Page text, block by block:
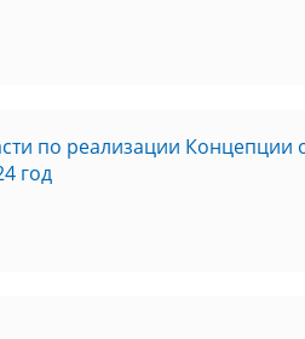
по реализации Концепции
год